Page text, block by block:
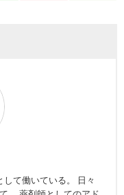
て働いている。 日々